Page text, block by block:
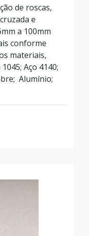
de roscas,
e
a 100mm
conforme
materiais,
Aço 4140;
Alumínio;